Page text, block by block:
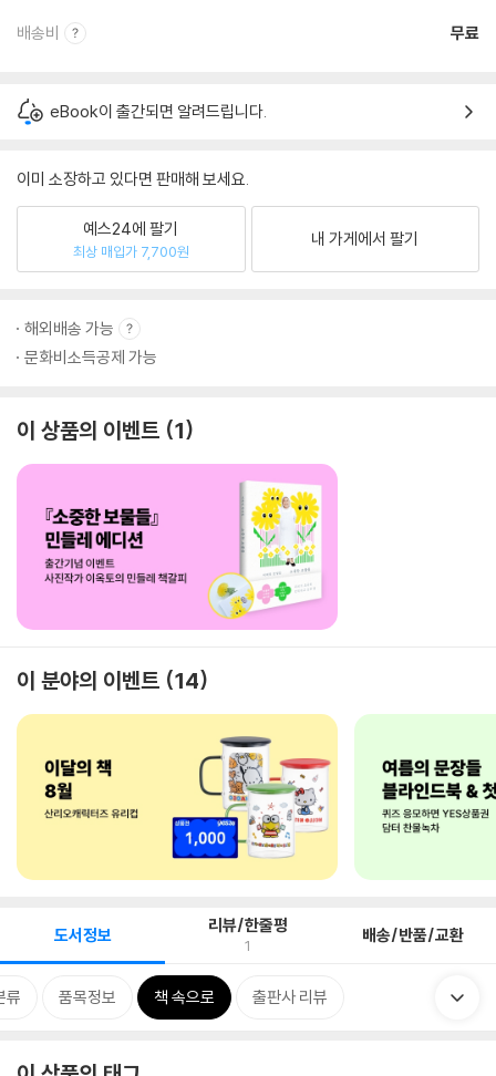
배송비 무료
eBook이 출간되면 알려드립니다.
이미 소장하고 있다면 판매해 보세요.
예스24에 팔기
최상 매입가 7,700원
내 가게에서 팔기
해외배송 가능
문화비소득공제 가능
이 상품의 이벤트 1
이 분야의 이벤트 14
도서정보 리뷰/한줄평
1 배송/반품/교환
류 품목정보 책 속으로 출판사 리뷰